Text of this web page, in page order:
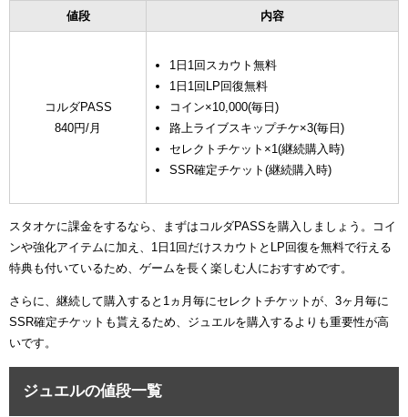
値段 内容
コルダPASS
840円/月
1日1回スカウト無料
1日1回LP回復無料
コイン×10,000(毎日)
路上ライブスキップチケ×3(毎日)
セレクトチケット×1(継続購入時)
SSR確定チケット(継続購入時)
スタオケに課金をするなら、まずはコルダPASSを購入しましょう。コイ
ンや強化アイテムに加え、1日1回だけスカウトとLP回復を無料で行える
特典も付いているため、ゲームを長く楽しむ人におすすめです。
さらに、継続して購入すると1ヵ月毎にセレクトチケットが、3ヶ月毎に
SSR確定チケットも貰えるため、ジュエルを購入するよりも重要性が高
いです。
ジュエルの値段一覧